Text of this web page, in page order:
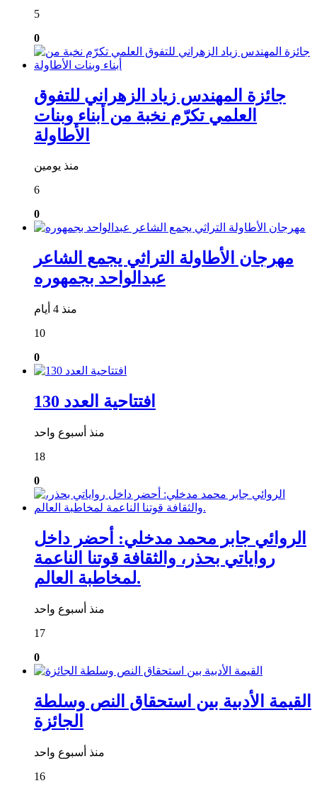
5
0
جائزة المهندس زياد الزهراني للتفوق
العلمي تكرّم نخبة من أبناء وبنات
الأطاولة
منذ يومين
6
0
مهرجان الأطاولة التراثي يجمع الشاعر
عبدالواحد بجمهوره
منذ 4 أيام
10
0
افتتاحية العدد 130
منذ أسبوع واحد
18
0
الروائي جابر محمد مدخلي: أحضر داخل
رواياتي بحذر، والثقافة قوتنا الناعمة
لمخاطبة العالم.
منذ أسبوع واحد
17
0
القيمة الأدبية بين استحقاق النص وسلطة
الجائزة
منذ أسبوع واحد
16